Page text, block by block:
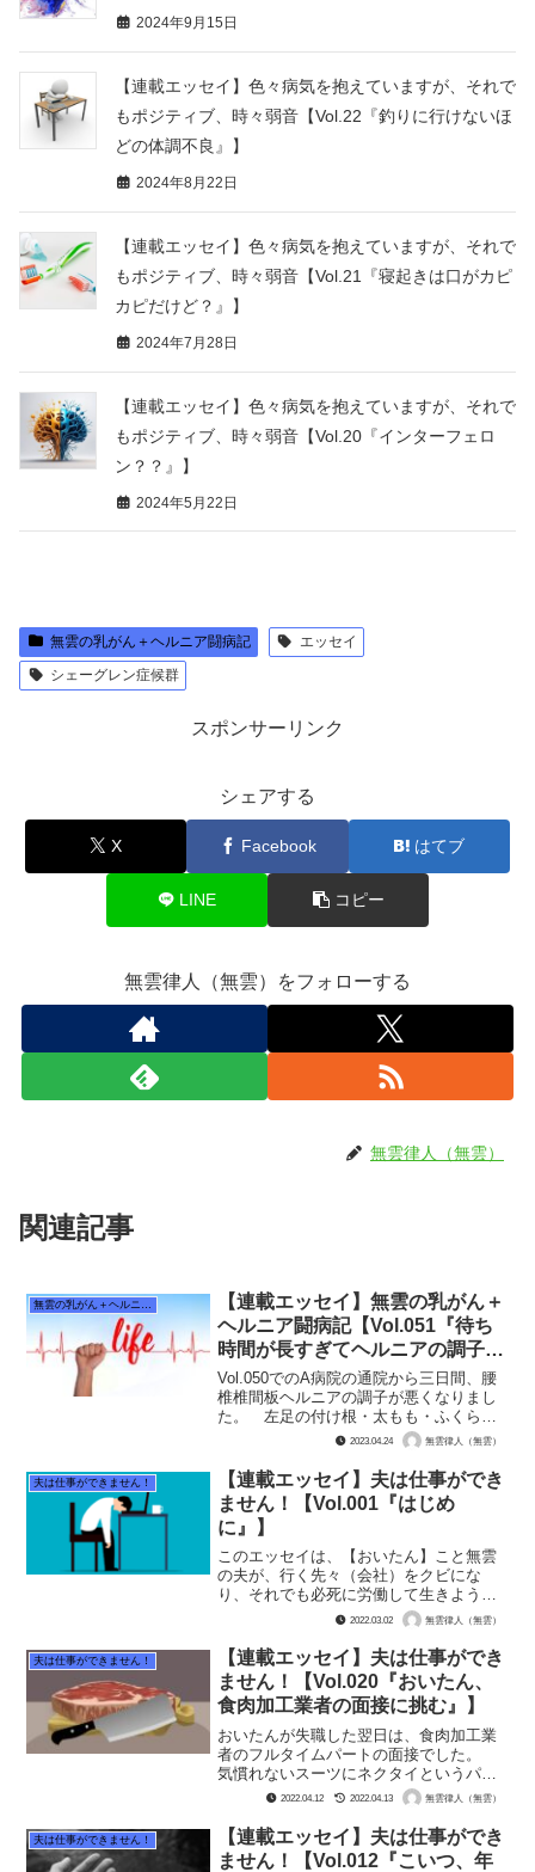
2024年9月15日
【連載エッセイ】色々病気を抱えていますが、それで
もポジティブ、時々弱音【Vol.22『釣りに行けないほ
どの体調不良』】
2024年8月22日
【連載エッセイ】色々病気を抱えていますが、それで
もポジティブ、時々弱音【Vol.21『寝起きは口がカピ
カピだけど？』】
2024年7月28日
【連載エッセイ】色々病気を抱えていますが、それで
もポジティブ、時々弱音【Vol.20『インターフェロ
ン？？』】
2024年5月22日
無雲の乳がん＋ヘルニア闘病記
エッセイ
シェーグレン症候群
スポンサーリンク
シェアする
X Facebook はてブ
LINE コピー
無雲律人（無雲）をフォローする
無雲律人（無雲）
関連記事
【連載エッセイ】無雲の乳がん＋
ヘルニア闘病記【Vol.051『待ち
時間が長すぎてヘルニアの調子が
悪くなる』】
Vol.050でのA病院の通院から三日間、腰
椎椎間板ヘルニアの調子が悪くなりまし
た。 左足の付け根・太もも・ふくらは
ぎにけっこうな痛みが走ってしまい、
た。 これねぇ、どう考えてもA病院で4
時間半も座ってた...
2023.04.24 無雲律人（無雲）
夫は仕事ができません！
【連載エッセイ】夫は仕事ができ
ません！【Vol.001『はじめ
に』】
このエッセイは、【おいたん】こと無雲
の夫が、行く先々（会社）をクビにな
り、それでも必死に労働して生きようと
する姿を、赤裸々に描いたものになって
おります。 おいたんは、人生を五十年
過ぎた頃に発達障害（ADHD)が発覚し、
それまでの『生きづらさ...
2022.03.02 無雲律人（無雲）
夫は仕事ができません！
【連載エッセイ】夫は仕事ができ
ません！【Vol.020『おいたん、
食肉加工業者の面接に挑む』】
おいたんが失職した翌日は、食肉加工業
者のフルタイムパートの面接でした。
気慣れないスーツにネクタイというパリ
ッとした恰好で、おいたんは出かけて行
きました。ポケットには、ロザリオを潜
ませて。 こうなると無雲はおいたんの
健闘を祈る事しか出来ませ...
2022.04.12 2022.04.13 無雲律人（無雲）
夫は仕事ができません！
【連載エッセイ】夫は仕事ができ
ません！【Vol.012『こいつ、年